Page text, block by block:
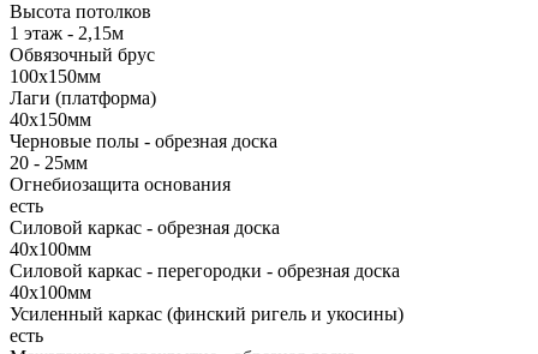
Высота потолков
1 этаж - 2,15м
Обвязочный брус
100х150мм
Лаги (платформа)
40х150мм
Черновые полы - обрезная доска
20 - 25мм
Огнебиозащита основания
есть
Силовой каркас - обрезная доска
40х100мм
Силовой каркас - перегородки - обрезная доска
40х100мм
Усиленный каркас (финский ригель и укосины)
есть